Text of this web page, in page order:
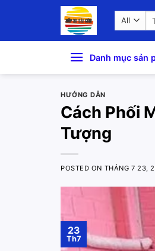
Danh mục sản
HƯỚNG DẪN
Cách Phối
Tượng
POSTED ON THÁNG 7 23,
23
Th7